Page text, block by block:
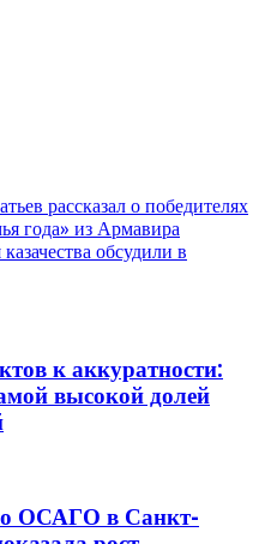
рассказал о победителях
года» из Армавира
обсудили в
к аккуратности:
высокой долей
ОСАГО в Санкт-